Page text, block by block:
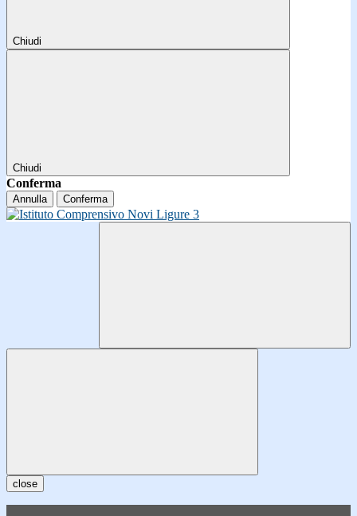
Chiudi
Chiudi
Conferma
Annulla Conferma
close